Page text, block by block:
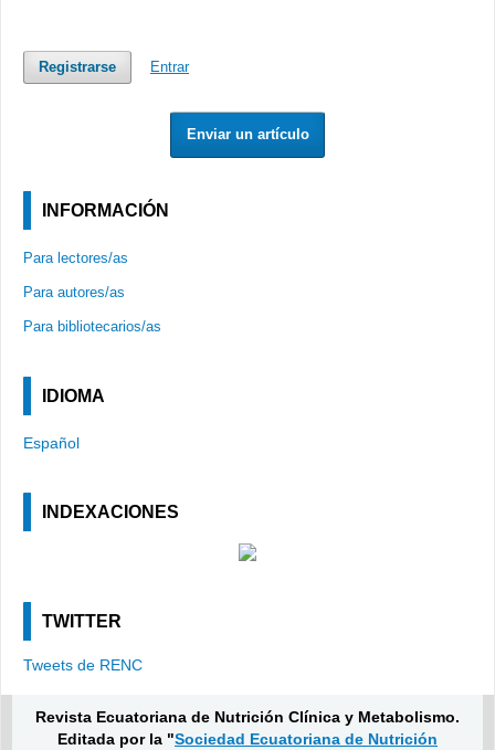
Registrarse Entrar
Enviar un artículo
INFORMACIÓN
Para lectores/as
Para autores/as
Para bibliotecarios/as
IDIOMA
Español
INDEXACIONES
TWITTER
Tweets de RENC
Revista Ecuatoriana de Nutrición Clínica y Metabolismo.
Editada por la "Sociedad Ecuatoriana de Nutrición